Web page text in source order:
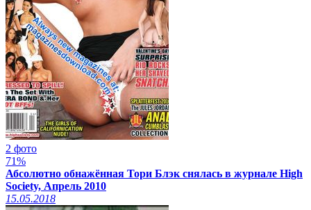
2 фото
71%
Абсолютно обнажённая Тори Блэк снялась в журнале High
Society, Апрель 2010
15.05.2018